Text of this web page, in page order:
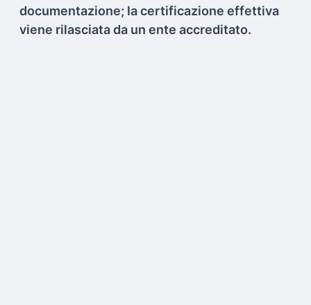
documentazione; la certificazione effettiva
viene rilasciata da un ente accreditato.